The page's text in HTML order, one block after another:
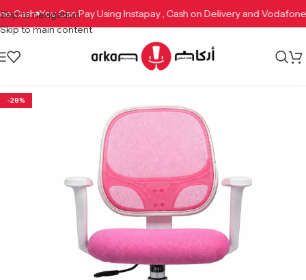
Skip to navigation
Skip to main content
Cash You Can Pay Using Instapay , Cash on Delivery and
-28%